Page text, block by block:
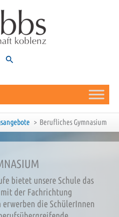
Suchen
Berufliches Gymnasium
bietet unsere Schule das
der Fachrichtung
die SchülerInnen